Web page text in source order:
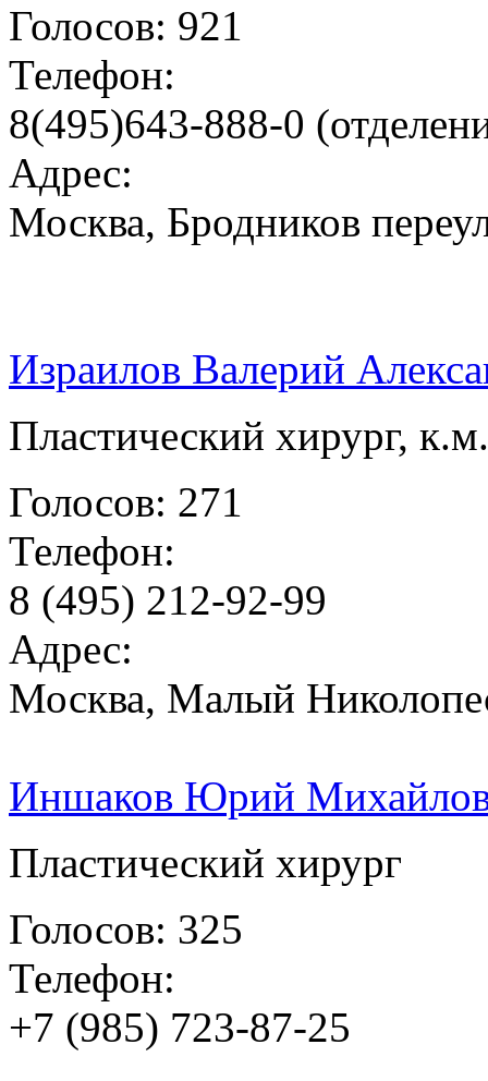
Голосов: 921
Телефон:
8(495)643-888-0
Адрес:
Москва, Бродников
Израилов Валерий
Пластический хирург,
Голосов: 271
Телефон:
8 (495) 212-92-99
Адрес:
Москва, Малый
Иншаков Юрий
Пластический хирург
Голосов: 325
Телефон:
+7 (985) 723-87-25